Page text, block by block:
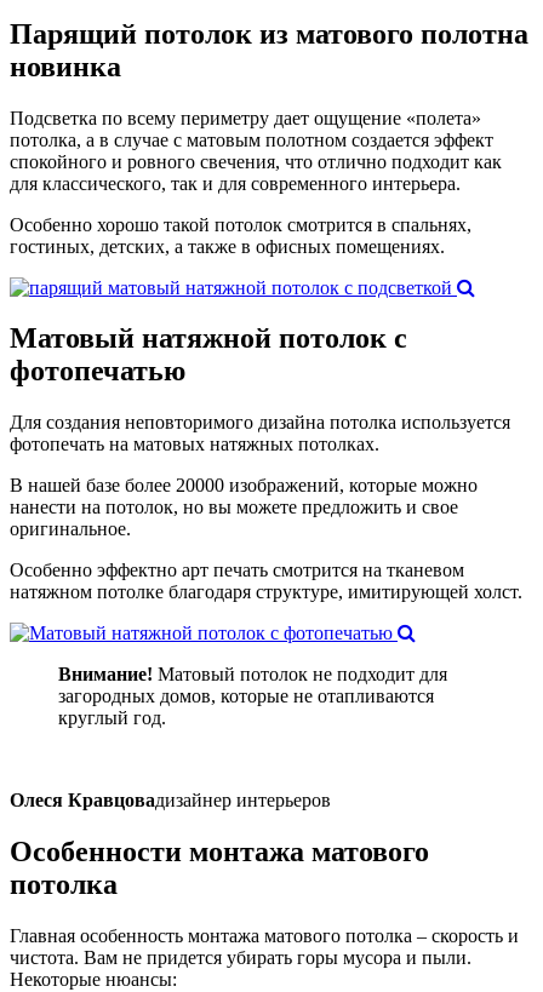
Парящий потолок из матового полотна
новинка
Подсветка по всему периметру дает ощущение «полета»
потолка, а в случае с матовым полотном создается эффект
спокойного и ровного свечения, что отлично подходит как
для классического, так и для современного интерьера.
Особенно хорошо такой потолок смотрится в спальнях,
гостиных, детских, а также в офисных помещениях.
Матовый натяжной потолок с
фотопечатью
Для создания неповторимого дизайна потолка используется
фотопечать на матовых натяжных потолках.
В нашей базе более 20000 изображений, которые можно
нанести на потолок, но вы можете предложить и свое
оригинальное.
Особенно эффектно арт печать смотрится на тканевом
натяжном потолке благодаря структуре, имитирующей холст.
Внимание! Матовый потолок не подходит для
загородных домов, которые не отапливаются
круглый год.
Олеся Кравцовадизайнер интерьеров
Особенности монтажа матового
потолка
Главная особенность монтажа матового потолка – скорость и
чистота. Вам не придется убирать горы мусора и пыли.
Некоторые нюансы: